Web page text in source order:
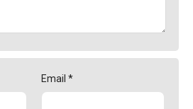
Email *